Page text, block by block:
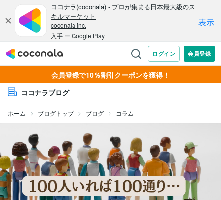
会員登録で10％割引クーポンを獲得！
ココナラブログ
ホーム ブログトップ ブログ コラム